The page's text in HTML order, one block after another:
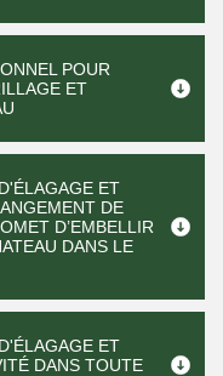
POUR
ET
ET
DE
D’EMBELLIR
DANS LE
ET
DANS TOUTE